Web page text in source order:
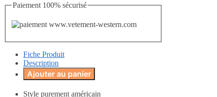
Paiement 100% sécurisé
Fiche Produit
Description
Ajouter au panier
Style purement américain